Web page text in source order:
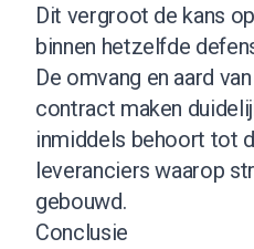
Dit vergroot de kans
binnen hetzelfde
De omvang en aard
contract maken
inmiddels behoort tot
leveranciers waarop
gebouwd.
Conclusie